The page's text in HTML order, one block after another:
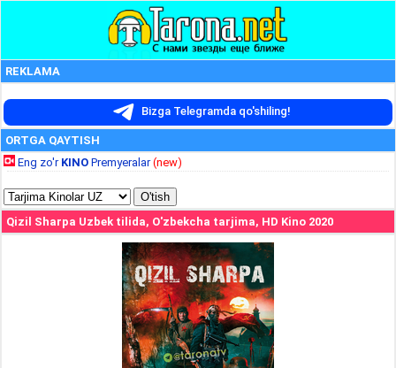
REKLAMA
Bizga Telegramda qo'shiling!
ORTGA QAYTISH
Eng zo'r KINO Premyeralar(new)
Qizil Sharpa Uzbek tilida, O'zbekcha tarjima, HD Kino 2020